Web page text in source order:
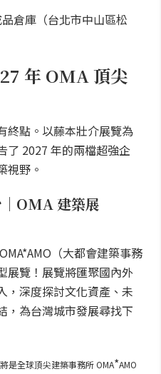
倉庫（台北市中山區松
年 OMA 頂尖
終點。以藤本壯介展覽為
了 2027 年的兩檔超強企
視野。
OMA 建築展
（大都會建築事務
展覽！展覽將匯聚國內外
，深度探討文化資產、未
，為台灣城市發展尋找下
是全球頂尖建築事務所 OMA*AMO